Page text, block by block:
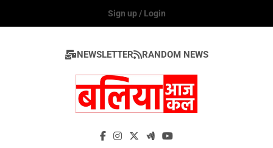
Sign up / Login
NEWSLETTER RANDOM NEWS
Ballia Aaj Kal